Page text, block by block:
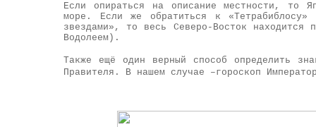
Если опираться на описание местности, то
море. Если же обратиться к
звездами», то весь Северо-Восток
Водолеем).
Также ещё один верный способ определить
Правителя. В нашем случае –гороскоп